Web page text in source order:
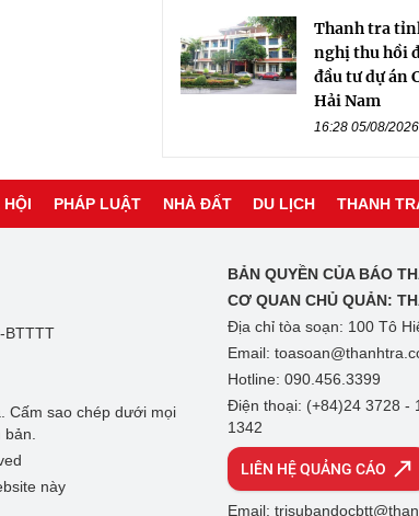
Thanh tra
nghị thu hồi
đầu tư dự án
Hải Nam
16:28 05/08/2026
HỘI PHÁP LUẬT NHÀ ĐẤT DU LỊCH THANH
BTTTT
Cấm sao chép dưới mọi
bản.
này
BẢN QUYỀN CỦA BÁO
CƠ QUAN CHỦ QUẢN:
Địa chỉ tòa soạn: 100 Tô
Email:
Hotline: 090.456.3399
Điện thoại: (+84)24 3728 -
1342
LIÊN HỆ QUẢNG CÁO
Email: